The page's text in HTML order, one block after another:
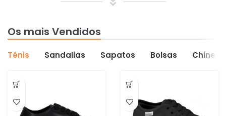
Os mais Vendidos
Tênis Sandalias Sapatos Bolsas